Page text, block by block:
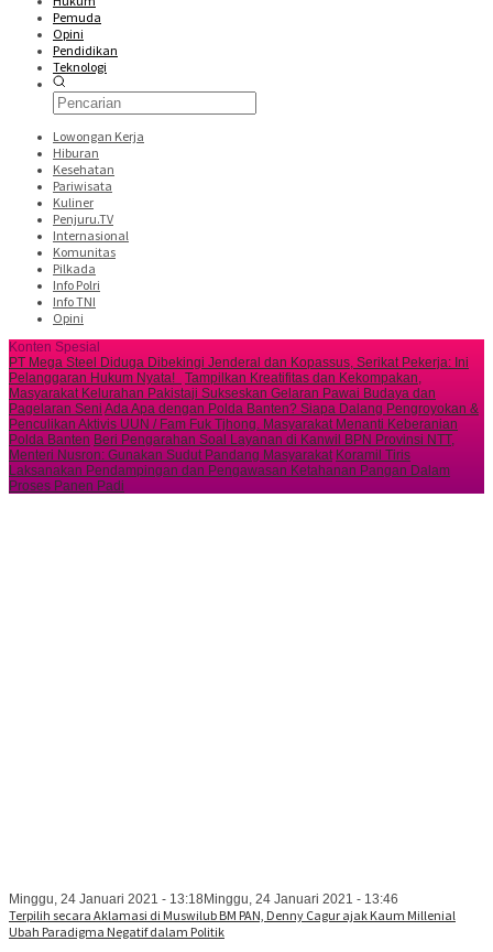
Pemuda
Opini
Pendidikan
Teknologi
Lowongan Kerja
Hiburan
Kesehatan
Pariwisata
Kuliner
Penjuru.TV
Internasional
Komunitas
Pilkada
Info Polri
Info TNI
Opini
Konten Spesial
PT Mega Steel Diduga Dibekingi Jenderal dan Kopassus, Serikat Pekerja: Ini
Pelanggaran Hukum Nyata!
Tampilkan Kreatifitas dan Kekompakan,
Masyarakat Kelurahan Pakistaji Sukseskan Gelaran Pawai Budaya dan
Pagelaran Seni Ada Apa dengan Polda Banten? Siapa Dalang Pengroyokan &
Penculikan Aktivis UUN / Fam Fuk Tjhong. Masyarakat Menanti Keberanian
Polda Banten Beri Pengarahan Soal Layanan di Kanwil BPN Provinsi NTT,
Menteri Nusron: Gunakan Sudut Pandang Masyarakat Koramil Tiris
Laksanakan Pendampingan dan Pengawasan Ketahanan Pangan Dalam
Proses Panen Padi
Minggu, 24 Januari 2021 - 13:18 Minggu, 24 Januari 2021 - 13:46
Terpilih secara Aklamasi di Muswilub BM PAN, Denny Cagur ajak Kaum Millenial
Ubah Paradigma Negatif dalam Politik